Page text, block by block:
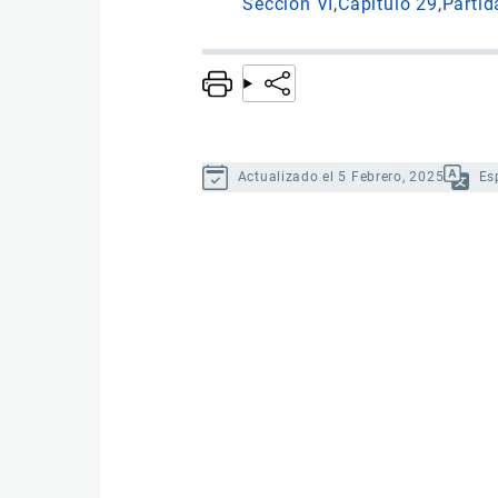
Sección VI Capítulo 29
Actualizado el 5 Febrero, 2025